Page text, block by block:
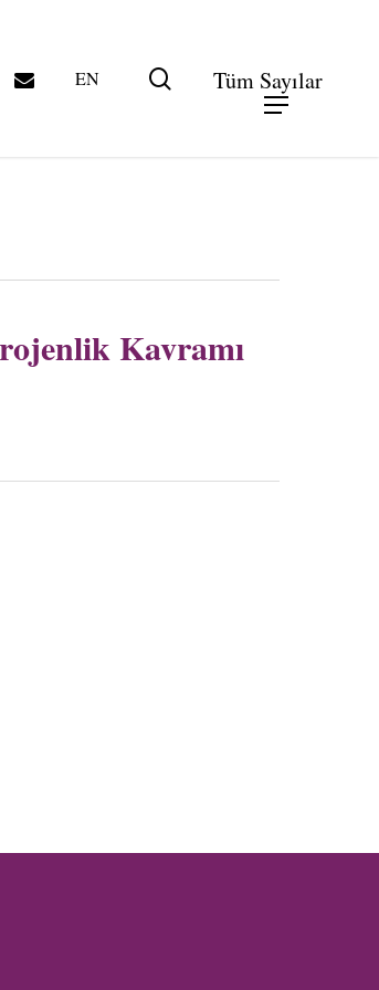
Email EN searchTüm Sayılar
Kavramı